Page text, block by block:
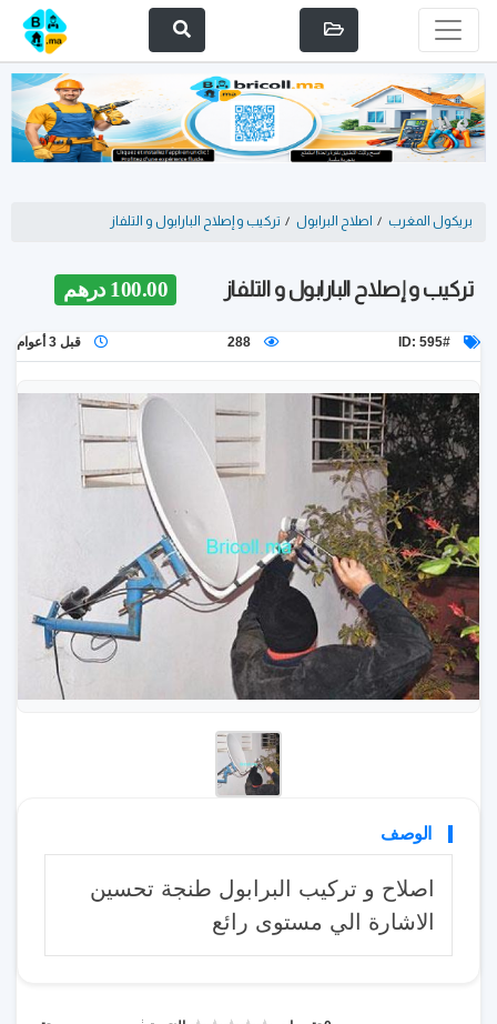
بريكول المغرب / اصلاح البرابول / تركيب و إصلاح البارابول و التلفاز
تركيب و إصلاح البارابول و التلفاز 100.00 درهم
ID: 595#
288 قبل 3 أعوام
الوصف
اصلاح و تركيب البرابول طنجة تحسين
الاشارة الي مستوى رائع